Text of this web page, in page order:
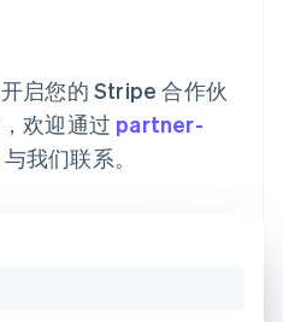
启您的 Stripe 合作伙
欢迎通过 partner-
与我们联系。